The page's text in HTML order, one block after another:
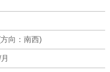
向：南西)